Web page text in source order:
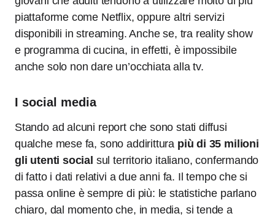
piattaforme come Netflix, oppure altri servizi
disponibili in streaming. Anche se, tra reality show
e programma di cucina, in effetti, è impossibile
anche solo non dare un’occhiata alla tv.
I social media
Stando ad alcuni report che sono stati diffusi
qualche mese fa, sono addirittura più di 35 milioni
gli utenti social sul territorio italiano, confermando
di fatto i dati relativi a due anni fa. Il tempo che si
passa online è sempre di più: le statistiche parlano
chiaro, dal momento che, in media, si tende a